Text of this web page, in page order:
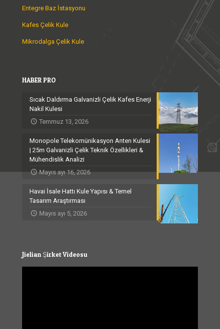
Entegre Baz İstasyonu
Kafes Çelik Kule
Mikrodalga Çelik Kule
HABER PRO
Sıcak Daldırma Galvanizli Çelik Kafes Enerji
Nakil Kulesi
Temmuz 13, 2026
Monopole Telekomünikasyon Anten Kulesi
| 25m Galvanizli Çelik Teknik Özellikleri &
Mühendislik Analizi
Mayıs ayı 16, 2026
Havai İsale Hattı Kule Yapısı & Temel
Tasarım Araştırması
Mayıs ayı 5, 2026
Jielian Şirket Videosu